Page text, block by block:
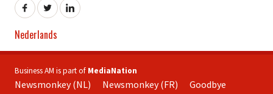
Nederlands
Business AM is part of MediaNation
Newsmonkey (NL) Newsmonkey (FR) Goodbye